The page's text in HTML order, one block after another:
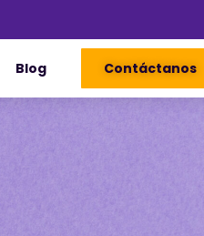
Blog Contáctanos